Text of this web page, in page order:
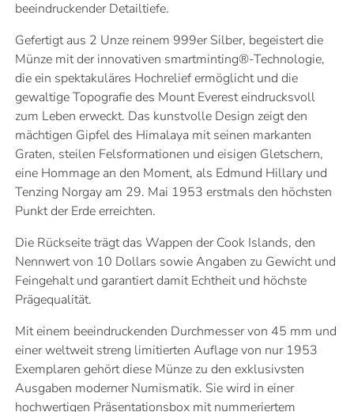
beeindruckender Detailtiefe.
Gefertigt aus 2 Unze reinem 999er Silber, begeistert die
Münze mit der innovativen smartminting®-Technologie,
die ein spektakuläres Hochrelief ermöglicht und die
gewaltige Topografie des Mount Everest eindrucksvoll
zum Leben erweckt. Das kunstvolle Design zeigt den
mächtigen Gipfel des Himalaya mit seinen markanten
Graten, steilen Felsformationen und eisigen Gletschern,
eine Hommage an den Moment, als Edmund Hillary und
Tenzing Norgay am 29. Mai 1953 erstmals den höchsten
Punkt der Erde erreichten.
Die Rückseite trägt das Wappen der Cook Islands, den
Nennwert von 10 Dollars sowie Angaben zu Gewicht und
Feingehalt und garantiert damit Echtheit und höchste
Prägequalität.
Mit einem beeindruckenden Durchmesser von 45 mm und
einer weltweit streng limitierten Auflage von nur 1953
Exemplaren gehört diese Münze zu den exklusivsten
Ausgaben moderner Numismatik. Sie wird in einer
hochwertigen Präsentationsbox mit nummeriertem